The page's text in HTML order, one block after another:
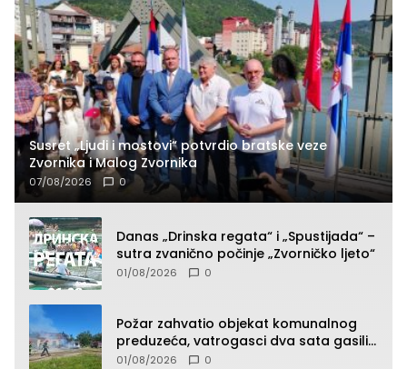
Susret „Ljudi i mostovi“ potvrdio bratske veze
Zvornika i Malog Zvornika
07/08/2026 0
Danas „Drinska regata“ i „Spustijada“ –
sutra zvanično počinje „Zvorničko ljeto“
01/08/2026 0
Požar zahvatio objekat komunalnog
preduzeća, vatrogasci dva sata gasili
vatru (FOTO)
01/08/2026 0